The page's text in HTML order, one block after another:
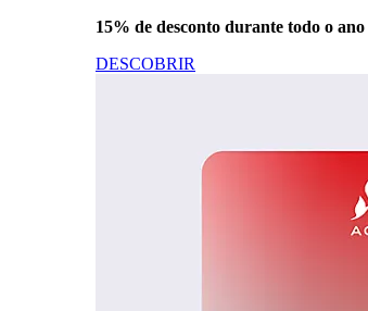
15% de desconto durante todo o ano
DESCOBRIR